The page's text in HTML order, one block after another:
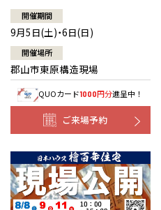
開催期間
9月5日(土)・6日(日)
開催場所
郡山市東原構造現場
QUOカード1000円分進呈中！
ご来場予約